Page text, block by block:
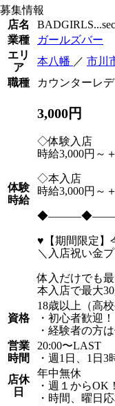
募集情報
店名
業種
ガールズバー
エリ
ア
本八幡 ／ 市川
職種
カウンターレデ
体験
時給
3,000円
◇体験入店
時給3,000円～
◇本入店
時給3,000円～
♥【期間限定】
＼入店祝い金
体入だけでも最
本入店で最大
資格
18歳以上（高校
・初心者歓迎！
・経験者の方
営業
時間
20:00〜LAST
・週1日、1日
店休
日
年中無休
・週１からOK！
・時間、曜日